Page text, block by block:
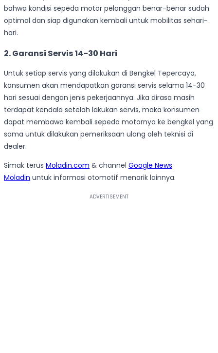
bahwa kondisi sepeda motor pelanggan benar-benar sudah
optimal dan siap digunakan kembali untuk mobilitas sehari-
hari.
2. Garansi Servis 14-30 Hari
Untuk setiap servis yang dilakukan di Bengkel Tepercaya,
konsumen akan mendapatkan garansi servis selama 14-30
hari sesuai dengan jenis pekerjaannya. Jika dirasa masih
terdapat kendala setelah lakukan servis, maka konsumen
dapat membawa kembali sepeda motornya ke bengkel yang
sama untuk dilakukan pemeriksaan ulang oleh teknisi di
dealer.
Simak terus Moladin.com & channel Google News
Moladin untuk informasi otomotif menarik lainnya.